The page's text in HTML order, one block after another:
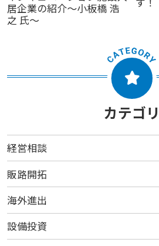
居企業の紹介～小板橋 浩
之 氏～
カテゴリ
経営相談
販路開拓
海外進出
設備投資